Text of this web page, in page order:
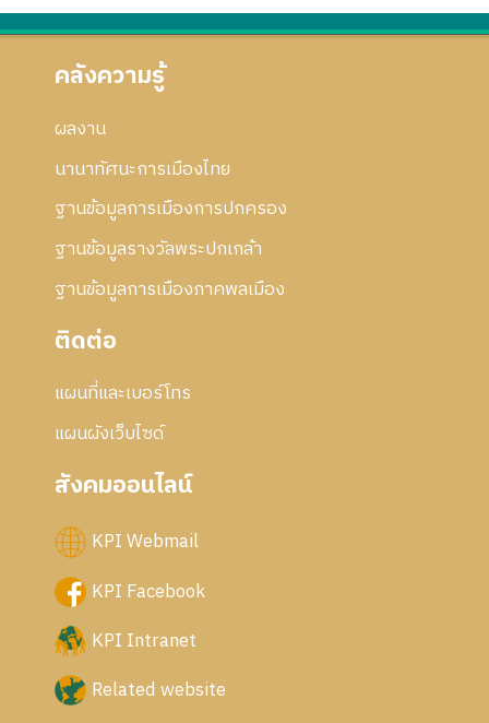
คลังความรู้
ผลงาน
นานาทัศนะการเมืองไทย
ฐานข้อมูลการเมืองการปกครอง
ฐานข้อมูลรางวัลพระปกเกล้า
ฐานข้อมูลการเมืองภาคพลเมือง
ติดต่อ
แผนที่และเบอร์โทร
แผนผังเว็บไซด์
สังคมออนไลน์
KPI Webmail
KPI Facebook
KPI Intranet
Related website